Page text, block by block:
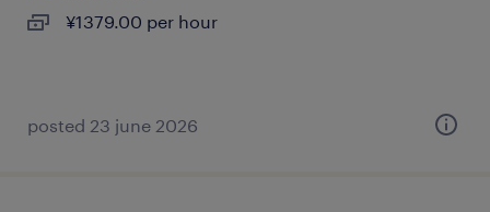
¥1379.00 per hour
posted 23 june 2026